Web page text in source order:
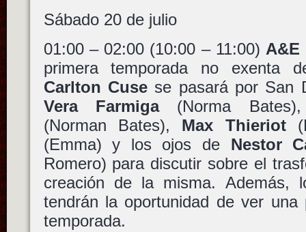
Sábado 20 de julio
01:00 – 02:00 (10:00 – 11:00) A&E
primera temporada no exenta
Carlton Cusese pasará por San
Vera Farmiga(Norma
(Norman Bates), Max Thieriot
(Emma) y los ojos de Nestor
Romero) para discutir sobre el
creación de la misma. Además,
tendrán la oportunidad de ver una
temporada.